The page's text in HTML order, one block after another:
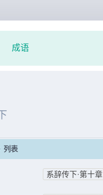
成语
列表
系辞传下·第十章